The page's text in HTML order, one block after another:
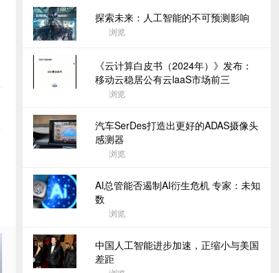
探索未来：人工智能的不可预测影响
浏览
《云计算白皮书（2024年）》发布：
移动云稳居公有云laaS市场前三
浏览
汽车SerDes打造出更好的ADAS摄像头
感测器
浏览
AI总管能否遏制AI衍生危机 专家：未知
数
浏览
中国人工智能进步加速，正缩小与美国
差距